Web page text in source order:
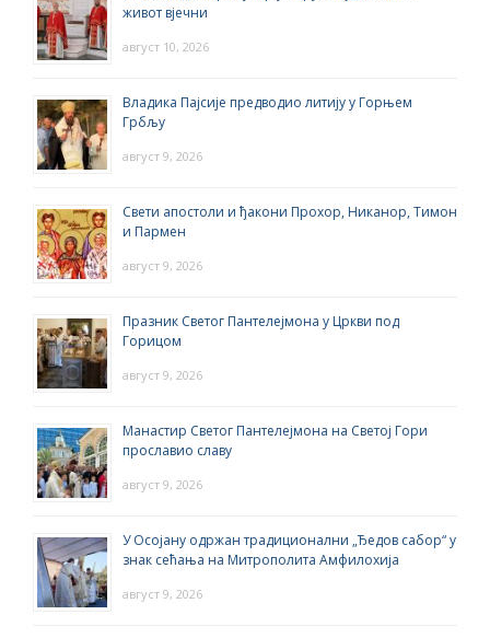
живот вјечни
август 10, 2026
Владика Пајсије предводио литију у Горњем
Грбљу
август 9, 2026
Свети апостоли и ђакони Прохор, Никанор, Тимон
и Пармен
август 9, 2026
Празник Светог Пантелејмона у Цркви под
Горицом
август 9, 2026
Манастир Светог Пантелејмона на Светој Гори
прославио славу
август 9, 2026
У Осојану одржан традиционални „Ђедов сабор“ у
знак сећања на Митрополита Амфилохија
август 9, 2026